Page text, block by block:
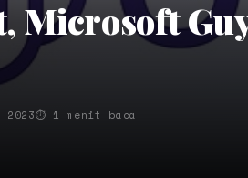
Microsoft
⏱ 1 menit baca